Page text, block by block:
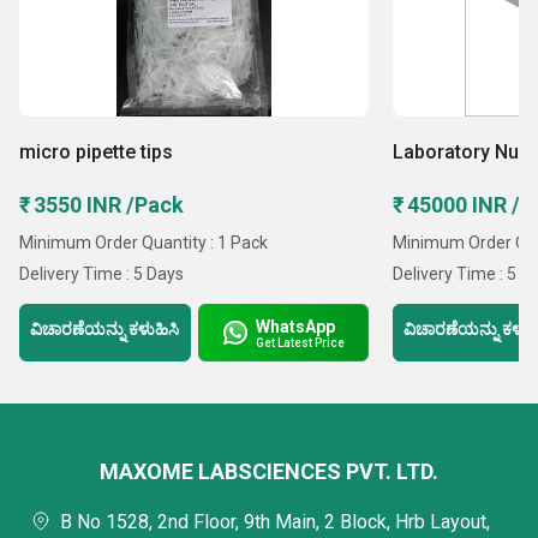
micro pipette tips
₹ 3550 INR /Pack
Minimum Order Quantity : 1 Pack
Delivery Time : 5 Days
ವಿಚಾರಣೆಯನ್ನು ಕಳುಹಿಸಿ WhatsApp
Get Latest Price
Laboratory
₹ 45000 INR /
Minimum Order
Delivery Time : 5
ವಿಚಾರಣೆಯನ್ನು
MAXOME LABSCIENCES PVT. LTD.
B No 1528, 2nd Floor, 9th Main, 2 Block, Hrb Layout,